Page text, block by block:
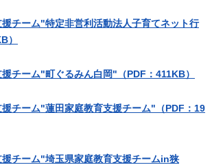
チーム"特定非営利活動法人子育てネット行
）
チーム"町ぐるみん白岡"（PDF：411KB）
チーム"蓮田家庭教育支援チーム"（PDF：19
チーム"埼玉県家庭教育支援チームin狭